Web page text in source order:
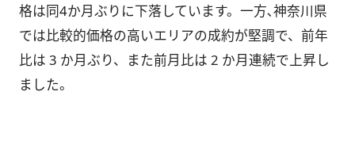
格は同4か月ぶりに下落しています。一方､神奈川県
では比較的価格の高いエリアの成約が堅調で、前年
比は 3 か月ぶり、また前月比は 2 か月連続で上昇し
ました。